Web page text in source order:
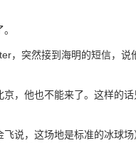
，突然接到海明的短信，
，他也不能来了。这样的
说，这场地是标准的冰球